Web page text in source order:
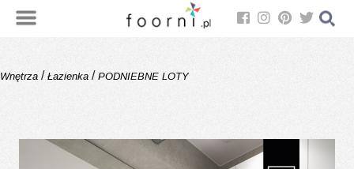
Wnętrza / Łazienka / PODNIEBNE LOTY